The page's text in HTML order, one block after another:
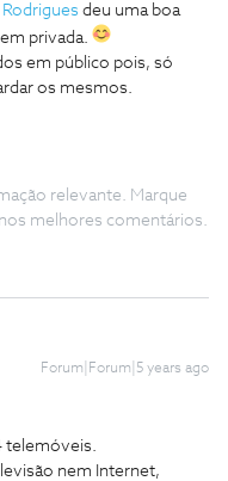
Rodrigues deu uma boa
privada.
em público pois, só
os mesmos.
relevante. Marque
melhores comentários.
Forum|Forum|5 years ago
telemóveis.
nem Internet,